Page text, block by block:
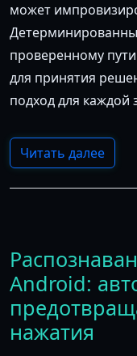
может
проверенному
для принятия
подход для каждой
Читать далее
Android:
нажатия